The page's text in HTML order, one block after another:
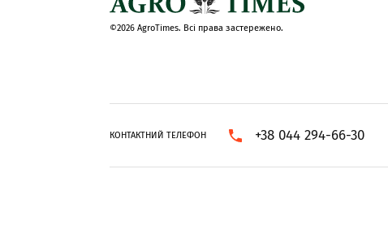
©2026 AgroTimes. Всі права застережено.
КОНТАКТНИЙ ТЕЛЕФОН +38 044 294-66-30